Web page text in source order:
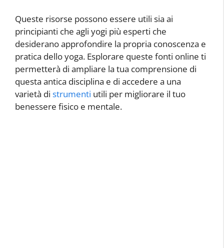
Queste risorse possono essere utili sia ai
principianti che agli yogi più esperti che
desiderano approfondire la propria conoscenza e
pratica dello yoga. Esplorare queste fonti online ti
permetterà di ampliare la tua comprensione di
questa antica disciplina e di accedere a una
varietà di strumenti utili per migliorare il tuo
benessere fisico e mentale.